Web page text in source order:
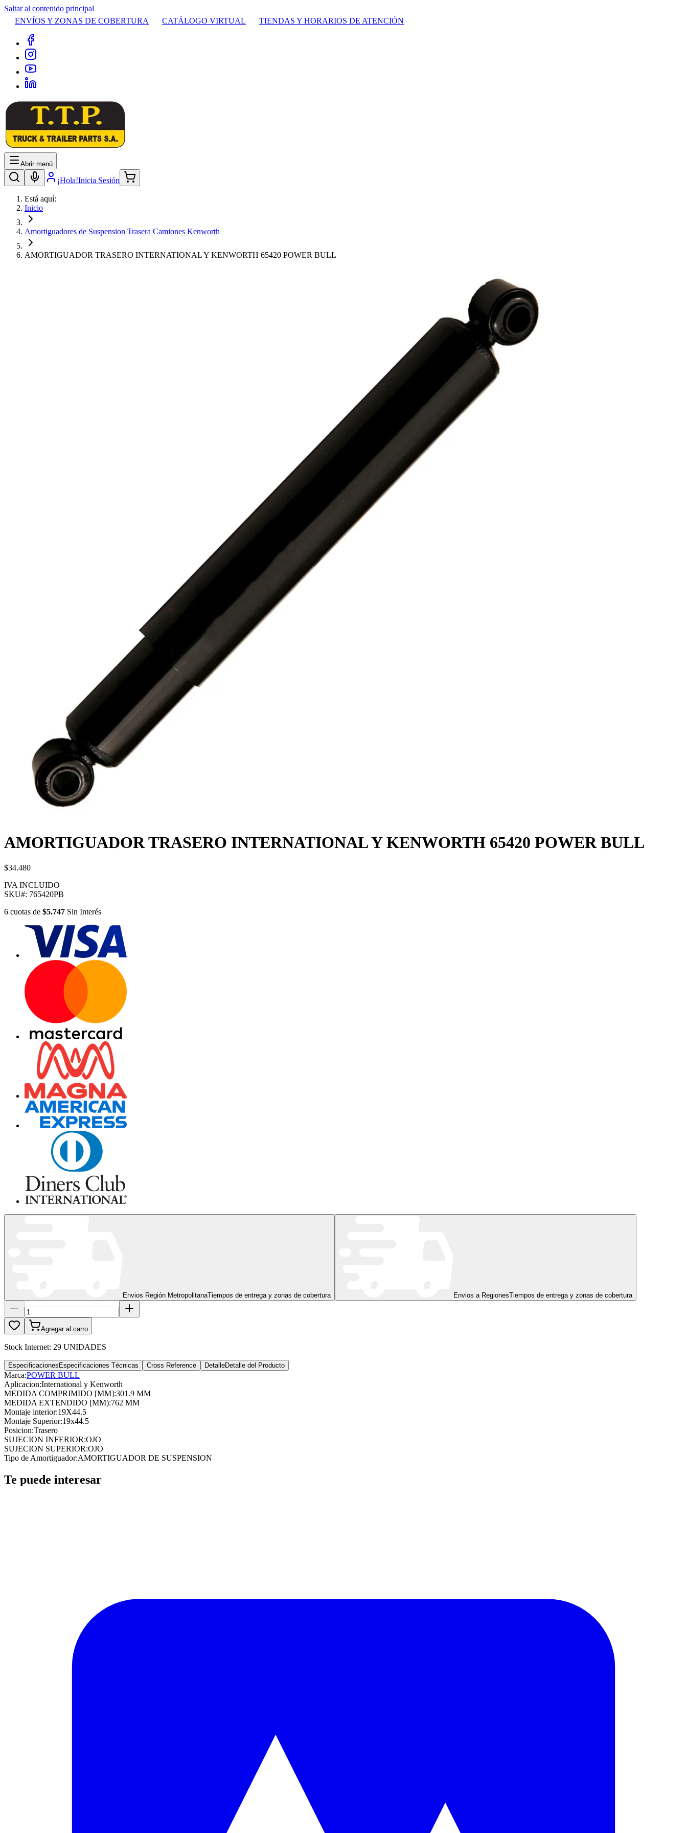
Saltar al contenido principal
ENVÍOS Y ZONAS DE COBERTURA
CATÁLOGO VIRTUAL TIENDAS Y HORARIOS DE ATENCIÓN
Abrir menú
¡Hola!Inicia Sesión
Está aquí:
Inicio
Amortiguadores de Suspension Trasera Camiones Kenworth
AMORTIGUADOR TRASERO INTERNATIONAL Y KENWORTH 65420 POWER BULL
AMORTIGUADOR TRASERO INTERNATIONAL Y KENWORTH 65420 POWER BULL
$34.480
IVA INCLUIDO
SKU#: 765420PB
6 cuotas de $5.747 Sin Interés
Envios Región MetropolitanaTiempos de entrega y zonas de cobertura Envios a RegionesTiempos de entrega y zonas de cobertura
Agregar al carro
Stock Internet: 29 UNIDADES
Especificaciones Especificaciones Técnicas Cross Reference DetalleDetalle del Producto
Marca:POWER BULL
Aplicacion:International y Kenworth
MEDIDA COMPRIMIDO [MM]:301.9 MM
MEDIDA EXTENDIDO [MM):762 MM
Montaje interior:19X44.5
Montaje Superior:19x44.5
Posicion:Trasero
SUJECION INFERIOR:OJO
SUJECION SUPERIOR:OJO
Tipo de Amortiguador:AMORTIGUADOR DE SUSPENSION
Te puede interesar